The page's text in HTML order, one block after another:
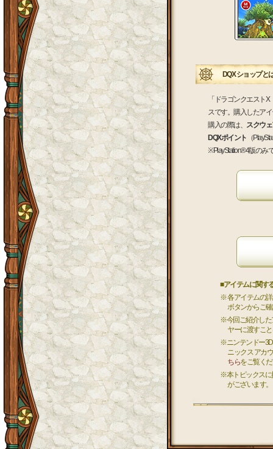
DQX ショップと
「ドラゴンクエスト
スです。購入したア
購入の際は、
スクウ
DQXポイント （
※PlayStation®4版のみ
■アイテムに関す
※ 各アイテムの詳
ボタンからご
※今回ご紹介した
ヤーに渡すこ
※ニンテンドー
ニックス アカ
ちらをご覧く
※本トピックスに
がございます。